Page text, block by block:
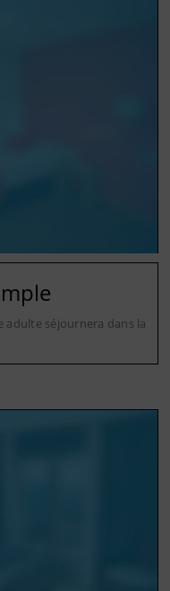
adulte séjournera dans la